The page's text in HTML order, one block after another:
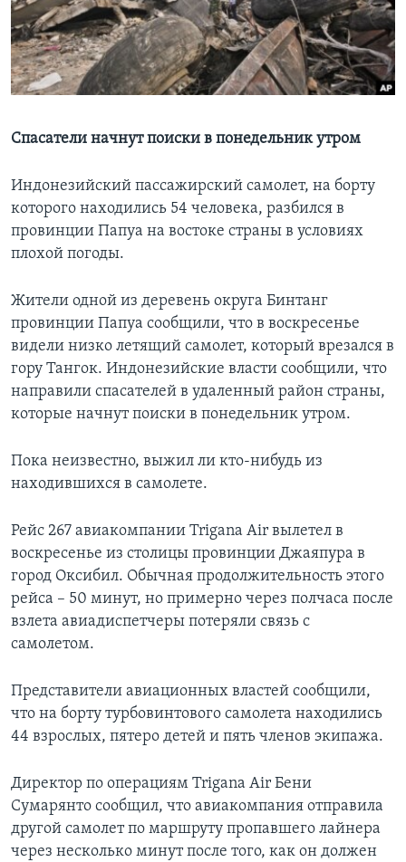
Learning English
СОЦИАЛЬНЫЕ СЕТИ
Спасатели начнут поиски в понедельник утром
Индонезийский пассажирский самолет, на борту
которого находились 54 человека, разбился в
провинции Папуа на востоке страны в условиях
плохой погоды.
Жители одной из деревень округа Бинтанг
провинции Папуа сообщили, что в воскресенье
видели низко летящий самолет, который врезался в
гору Тангок. Индонезийские власти сообщили, что
направили спасателей в удаленный район страны,
которые начнут поиски в понедельник утром.
Пока неизвестно, выжил ли кто-нибудь из
находившихся в самолете.
Рейс 267 авиакомпании Trigana Air вылетел в
воскресенье из столицы провинции Джаяпура в
город Оксибил. Обычная продолжительность этого
рейса – 50 минут, но примерно через полчаса после
взлета авиадиспетчеры потеряли связь с
самолетом.
Представители авиационных властей сообщили,
что на борту турбовинтового самолета находились
44 взрослых, пятеро детей и пять членов экипажа.
Директор по операциям Trigana Air Бени
Сумарянто сообщил, что авиакомпания отправила
другой самолет по маршруту пропавшего лайнера
через несколько минут после того, как он должен